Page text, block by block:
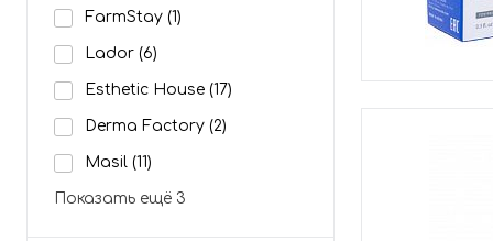
FarmStay (1)
Lador (6)
Esthetic House (17)
Derma Factory (2)
Masil (11)
Показать ещё 3